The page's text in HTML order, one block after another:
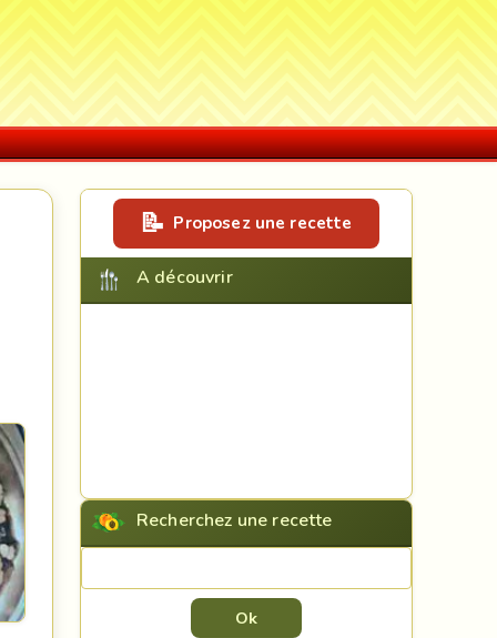
Proposez une recette
A découvrir
Recherchez une recette